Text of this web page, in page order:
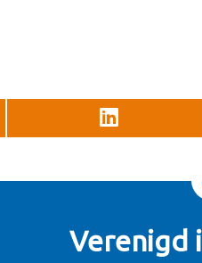
Verenigd